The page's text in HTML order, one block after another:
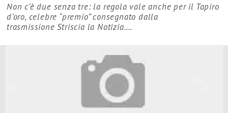
Non c’è due senza tre: la regola vale anche per il Tapiro
d’oro, celebre “premio” consegnato dalla
trasmissione Striscia la Notizia.…